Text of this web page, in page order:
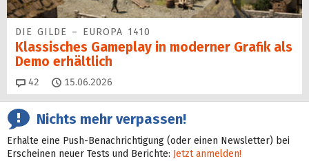
DIE GILDE – EUROPA 1410
Klassisches Gameplay in moderner Grafik als
Demo erhältlich
42 Kommentare
15.06.2026
Nichts mehr verpassen!
Erhalte eine Push-Benachrichtigung (oder einen Newsletter) bei
Erscheinen neuer Tests und Berichte: Jetzt anmelden!